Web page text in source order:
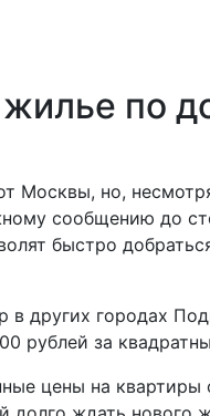
по
Москвы, но,
сообщению до
быстро
в других городах
рублей за
цены на квартиры